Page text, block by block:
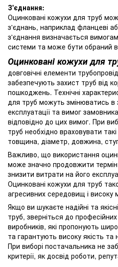
З'єднання:
Оцинковані кожухи для труб
з'єднань, наприклад фланцеві
з'єднання визначається
системи та може бути обраний
Оцинковані кожухи для
довговічні елементи
забезпечують захист труб від
пошкоджень. Технічні
для труб можуть змінюватись в
експлуатації та вимог
відповідно до цих вимог. При
труб необхідно враховувати
товщина, діаметр, довжина,
Важливо, що використання
може значно продовжити
знизити витрати на його
Оцинковані кожухи для труб
агресивних середовищ і високу
Якщо ви шукаєте надійні та
труб, зверніться до
виробників, які пропонують
та гарантують високу якість та
При виборі постачальника не
критерії, як досвід роботи,